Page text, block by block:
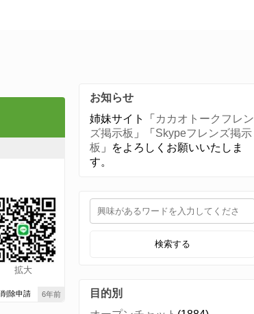
拡大
6年前
削除申請
お知らせ
姉妹サイト「 カカオトークフレン
ズ掲示板 」「 Skypeフレンズ掲示
板 」をよろしくお願いいたしま
す。
検索する
目的別